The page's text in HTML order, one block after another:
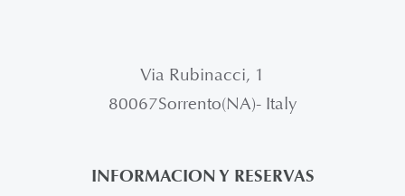
Via Rubinacci, 1
80067Sorrento(NA)- Italy
INFORMACION Y RESERVAS